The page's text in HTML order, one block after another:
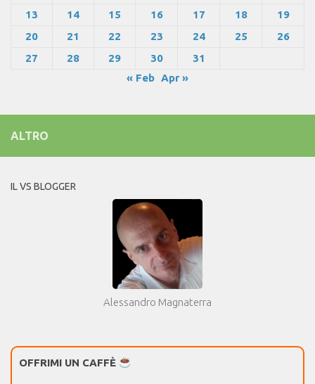
13
14 15 16 17 18
19
20
21 22 23 24 25
26
27
28 29 30
31
« Feb Apr »
ALTRO
IL VS BLOGGER
Alessandro Magnaterra
OFFRIMI UN CAFFÈ